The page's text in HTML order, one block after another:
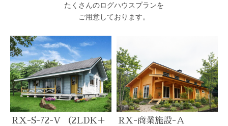
たくさんのログハウスプランを
ご用意しております。
RX-S-72-V （2LDK＋
RX-商業施設-Ａ